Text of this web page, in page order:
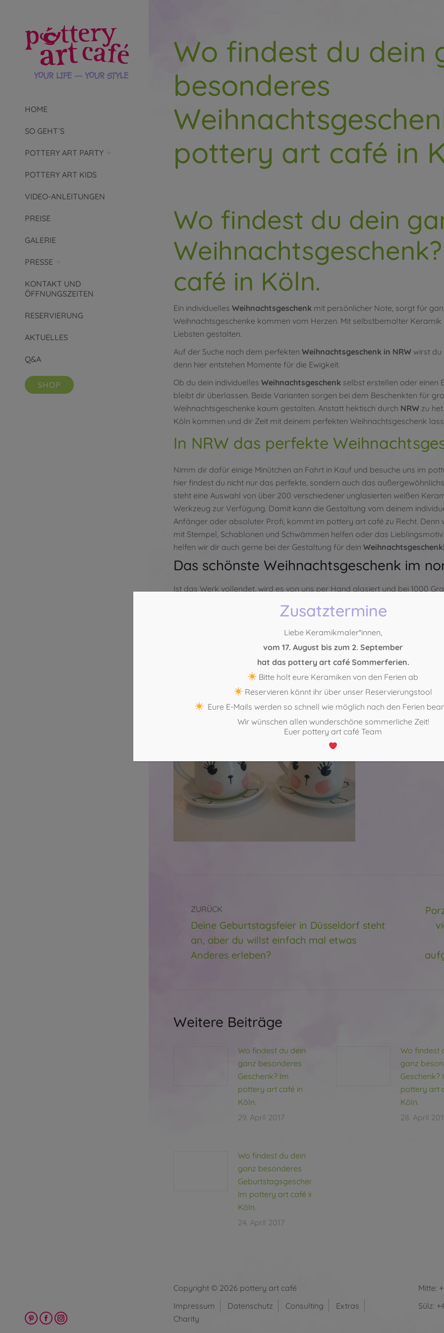
HOME
SO GEHT´S
POTTERY ART PARTY
POTTERY ART KIDS
VIDEO-ANLEITUNGEN
PREISE
GALERIE
PRESSE
KONTAKT UND
ÖFFNUNGSZEITEN
RESERVIERUNG
AKTUELLES
Q&A
SHOP
PinterestFacebook
Instagram
Wo findest du dein
besonderes
pottery art café in
Wo findest du dein
café in Köln.
Ein individuelles Weihnachtsgeschenk mit persönlicher Note, sorgt für
Weihnachtsgeschenke kommen vom Herzen. Mit selbstbemalter
Liebsten gestalten.
Auf der Suche nach dem perfekten Weihnachtsgeschenk in NRW wirst
denn hier entstehen Momente für die Ewigkeit.
Ob du dein individuelles Weihnachtsgeschenk selbst erstellen oder einen
bleibt dir überlassen. Beide Varianten sorgen bei dem Beschenkten für
Weihnachtsgeschenke kaum gestalten. Anstatt hektisch durch NRW zu
Köln kommen und dir Zeit mit deinem perfekten Weihnachtsgeschenk
In NRW das perfekte
Nimm dir dafür einige Minütchen an Fahrt in Kauf und besuche uns im
hier findest du nicht nur das perfekte, sondern auch das
steht eine Auswahl von über 200 verschiedener unglasierten weißen
Werkzeug zur Verfügung. Damit kann die Gestaltung vom deinem
Anfänger oder absoluter Profi, kommt im pottery art café zu Recht. Denn
mit Stempel, Schablonen und Schwämmen helfen oder das
helfen wir dir auch gerne bei der Gestaltung für dein Weihnachtsgeschenk!
Das schönste Weihnachtsgeschenk im
Ist das Werk vollendet, wird es von uns per Hand glasiert und bei 1000
100% persönlich. 100% handgemacht. 100% mit Liebe. Wir freuen uns auf
0221 – 29 888 554
0221 – 271 75 69
ZURÜCK
Vorheriger
Beitrag:
Deine Geburtstagsfeier in Düsseldorf steht
an, aber du willst einfach mal etwas
Anderes erleben?
Weitere Beiträge
Wo findest du dein
ganz besonderes
Geschenk? Im
pottery art café in
Köln.
29. April 2017
Wo findest
ganz
Geschenk?
pottery art
Köln.
28. April
Wo findest du dein
ganz besonderes
Geburtstagsgeschenk?
Im pottery art café in
Köln.
24. April 2017
Copyright © 2026 pottery art café
Impressum
Datenschutz Consulting
Extras
Charity
Mitte:
Sülz:
Zusatztermine
Liebe Keramikmaler*innen,
vom 17. August bis zum 2. September
hat das pottery art café Sommerferien.
Bitte holt eure Keramiken von den Ferien ab
Reservieren könnt ihr über unser Reservierungstool
Eure E-Mails werden so schnell wie möglich nach den Ferien
Wir wünschen allen wunderschöne sommerliche Zeit!
Euer pottery art café Team